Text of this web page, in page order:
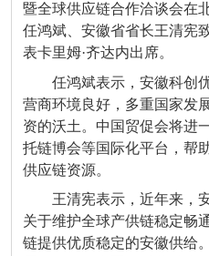
暨全球供应链合作洽谈会在
任鸿斌、安徽省省长王清宪
表卡里姆·齐达内出席。
任鸿斌表示，安徽科创
营商环境良好，多重国家发
资的沃土。中国贸促会将进
托链博会等国际化平台，帮
供应链资源。
王清宪表示，近年来，
关于维护全球产供链稳定畅
链提供优质稳定的安徽供给